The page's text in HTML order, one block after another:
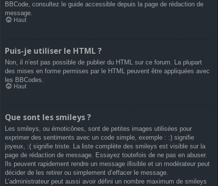
BBCode, consultez le guide accessible depuis la page de rédaction de
message.
Haut
Puis-je utiliser le HTML ?
Non, il n’est pas possible de publier du HTML sur ce forum. La plupart
des mises en forme permises par le HTML peuvent être appliquées avec
les BBCodes.
Haut
Que sont les smileys ?
Les smileys, ou émoticônes, sont de petites images utilisées pour
exprimer des sentiments avec un code simple, exemple : :) signifie
joyeux, :( signifie triste. La liste complète des smileys est visible sur la
page de rédaction de message. Essayez toutefois de ne pas en abuser.
Ils peuvent rapidement rendre un message illisible et un modérateur peut
décider de les retirer ou simplement d’effacer le message.
L’administrateur peut aussi avoir défini un nombre maximum de smileys